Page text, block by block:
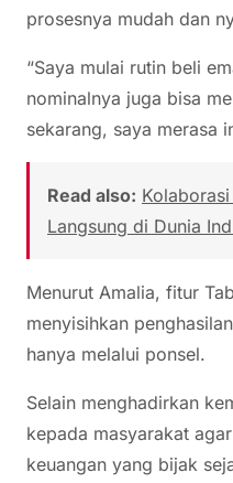
prosesnya mudah dan
“Saya mulai rutin beli
nominalnya juga bisa
sekarang, saya merasa
Read also:
Langsung di Dunia
Menurut Amalia, fitur
menyisihkan
hanya melalui ponsel.
Selain menghadirkan
kepada masyarakat
keuangan yang bijak